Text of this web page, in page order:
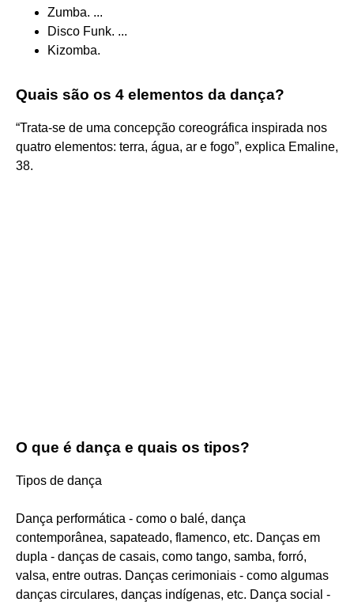
Zumba. ...
Disco Funk. ...
Kizomba.
Quais são os 4 elementos da dança?
“Trata-se de uma concepção coreográfica inspirada nos
quatro elementos: terra, água, ar e fogo”, explica Emaline,
38.
O que é dança e quais os tipos?
Tipos de dança
Dança performática - como o balé, dança
contemporânea, sapateado, flamenco, etc. Danças em
dupla - danças de casais, como tango, samba, forró,
valsa, entre outras. Danças cerimoniais - como algumas
danças circulares, danças indígenas, etc. Dança social -